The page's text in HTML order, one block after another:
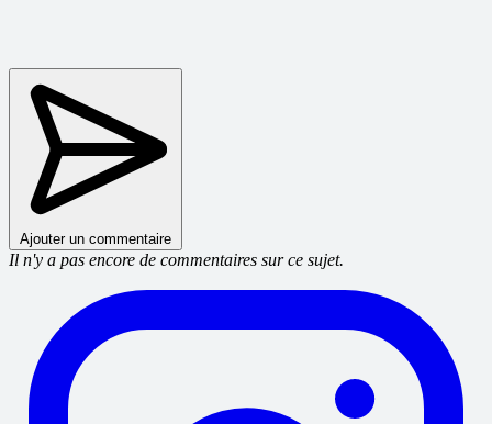
Ajouter un commentaire
Il n'y a pas encore de commentaires sur ce sujet.